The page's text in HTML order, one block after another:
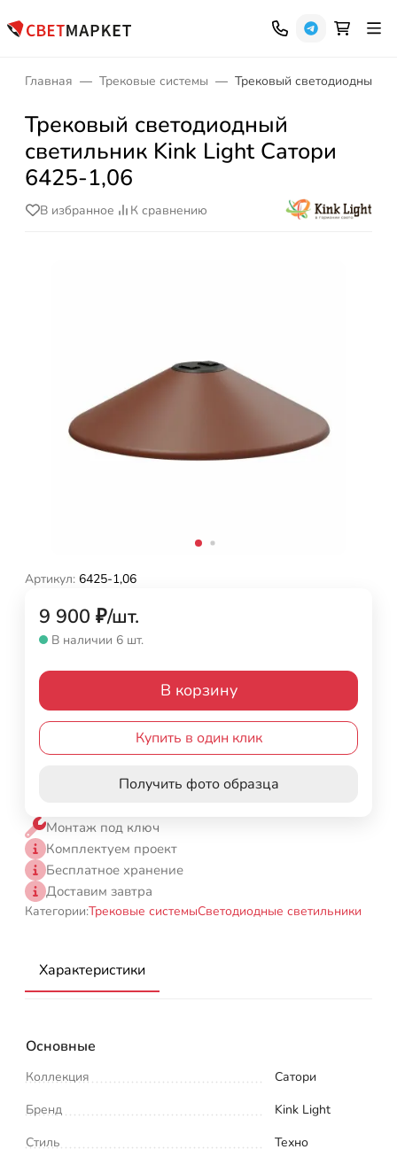
Главная Трековые системы Трековый светодиодный
Трековый светодиодный
светильник Kink Light Сатори
6425-1,06
В избранное К сравнению
Артикул: 6425-1,06
9 900 ₽/шт.
В наличии 6 шт.
В корзину
Купить в один клик
Получить фото образца
Монтаж под ключ
Комплектуем проект
Бесплатное хранение
Доставим завтра
Категории:Трековые системыСветодиодные светильники
Характеристики
Основные
Коллекция
Сатори
Бренд
Kink Light
Стиль
Техно